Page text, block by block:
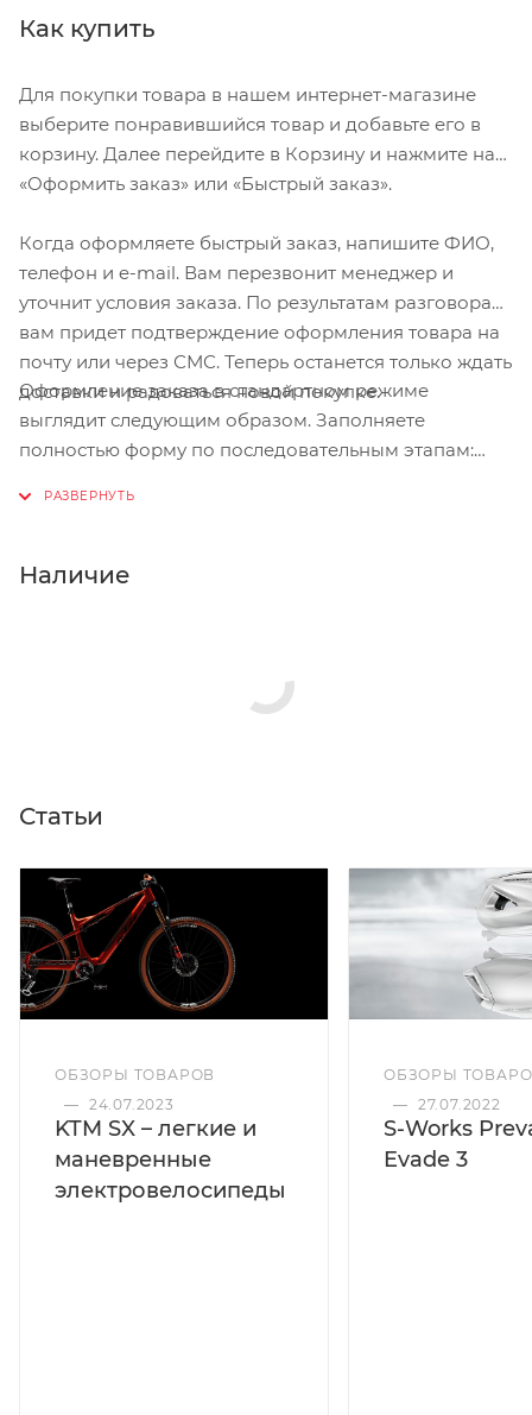
Как купить
Для покупки товара в нашем интернет-магазине
выберите понравившийся товар и добавьте его в
корзину. Далее перейдите в Корзину и нажмите на
«Оформить заказ» или «Быстрый заказ».
Когда оформляете быстрый заказ, напишите ФИО,
телефон и e-mail. Вам перезвонит менеджер и
уточнит условия заказа. По результатам разговора
вам придет подтверждение оформления товара на
почту или через СМС. Теперь останется только ждать
доставки и радоваться новой покупке.
Оформление заказа в стандартном режиме
выглядит следующим образом. Заполняете
полностью форму по последовательным этапам:
Нажмите кнопку «Оформить заказ».
Наличие
Статьи
ОБЗОРЫ ТОВАРОВ
— 24.07.2023
KTM SX – легкие и
маневренные
электровелосипеды
ОБЗОРЫ
— 27.07.2022
S-Works
Evade 3